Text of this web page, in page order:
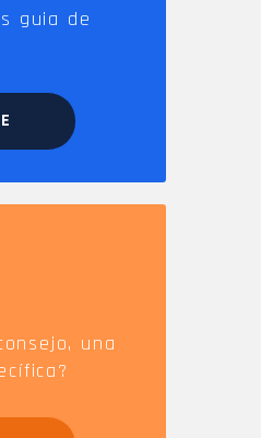
SPV y accesorios
guia de
una